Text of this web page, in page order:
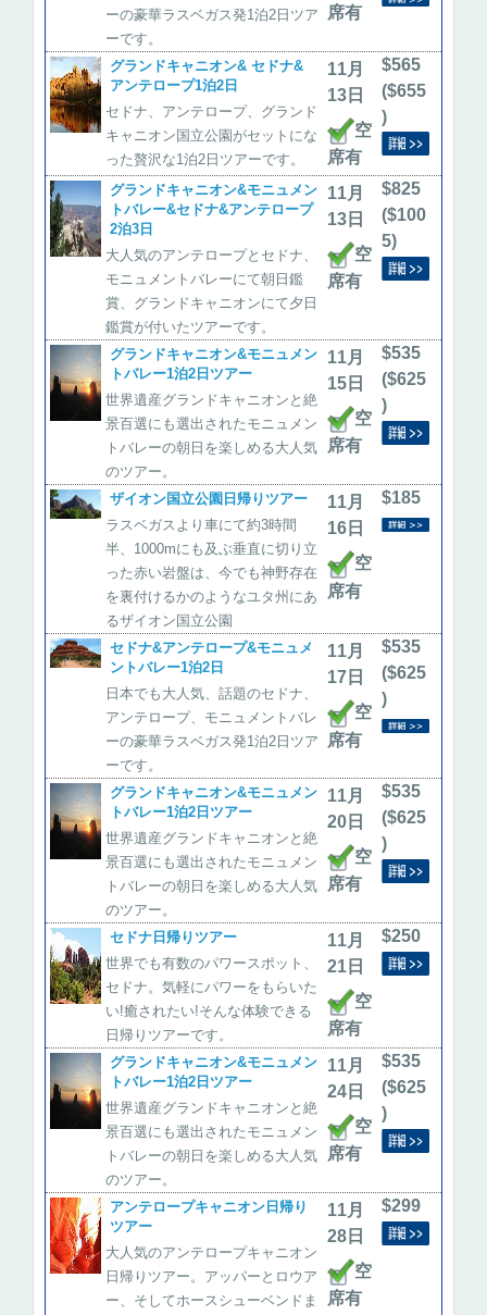
ーの豪華ラスベガス発1泊2日ツア
ーです。
席有
グランドキャニオン& セドナ&
アンテロープ1泊2日
セドナ、アンテロープ、グランド
キャニオン国立公園がセットにな
った贅沢な1泊2日ツアーです。
11月
13日
空
席有
$565
($655
)
グランドキャニオン&モニュメン
トバレー&セドナ&アンテロープ
2泊3日
大人気のアンテロープとセドナ、
モニュメントバレーにて朝日鑑
賞、グランドキャニオンにて夕日
鑑賞が付いたツアーです。
11月
13日
空
席有
$825
($100
5)
グランドキャニオン&モニュメン
トバレー1泊2日ツアー
世界遺産グランドキャニオンと絶
景百選にも選出されたモニュメン
トバレーの朝日を楽しめる大人気
のツアー。
11月
15日
空
席有
$535
($625
)
ザイオン国立公園日帰りツアー
ラスベガスより車にて約3時間
半、1000mにも及ぶ垂直に切り立
った赤い岩盤は、今でも神野存在
を裏付けるかのようなユタ州にあ
るザイオン国立公園
11月
16日
空
席有
$185
セドナ&アンテロープ&モニュメ
ントバレー1泊2日
日本でも大人気、話題のセドナ、
アンテロープ、モニュメントバレ
ーの豪華ラスベガス発1泊2日ツア
ーです。
11月
17日
空
席有
$535
($625
)
グランドキャニオン&モニュメン
トバレー1泊2日ツアー
世界遺産グランドキャニオンと絶
景百選にも選出されたモニュメン
トバレーの朝日を楽しめる大人気
のツアー。
11月
20日
空
席有
$535
($625
)
セドナ日帰りツアー
世界でも有数のパワースポット、
セドナ。気軽にパワーをもらいた
い!癒されたい!そんな体験できる
日帰りツアーです。
11月
21日
空
席有
$250
グランドキャニオン&モニュメン
トバレー1泊2日ツアー
世界遺産グランドキャニオンと絶
景百選にも選出されたモニュメン
トバレーの朝日を楽しめる大人気
のツアー。
11月
24日
空
席有
$535
($625
)
アンテロープキャニオン日帰り
ツアー
大人気のアンテロープキャニオン
日帰りツアー。アッパーとロウア
ー、そしてホースシューベンドま
11月
28日
空
席有
$299